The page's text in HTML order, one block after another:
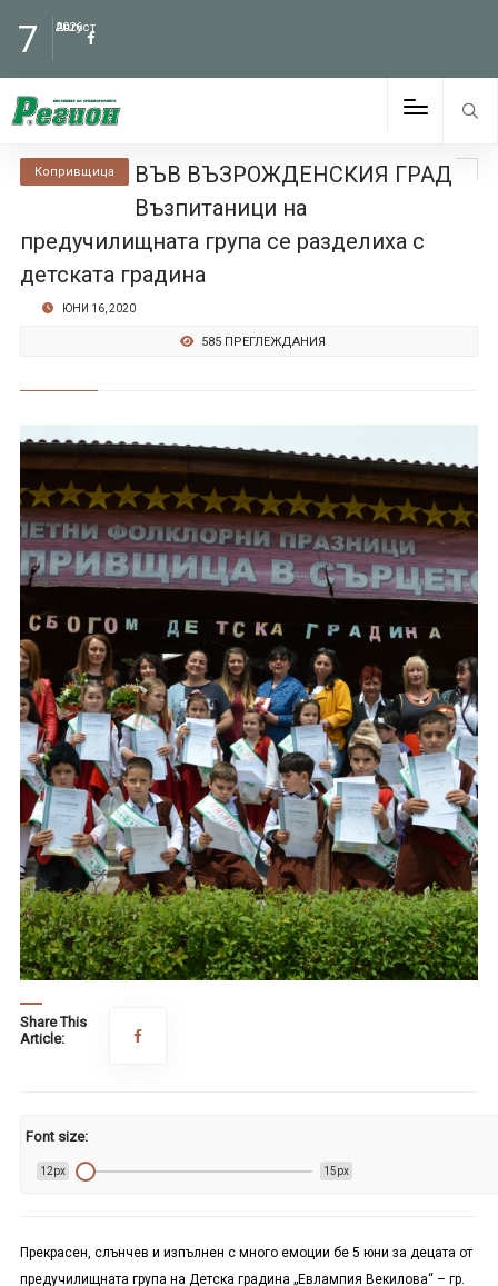
7 Август
2026
Копривщица
ВЪВ ВЪЗРОЖДЕНСКИЯ ГРАД
Възпитаници на
предучилищната група се разделиха с
детската градина
ЮНИ 16, 2020
585 ПРЕГЛЕЖДАНИЯ
Share This
Article:
Font size:
12px 15px
Прекрасен, слънчев и изпълнен с много емоции бе 5 юни за децата от
предучилищната група на Детска градина „Евлампия Векилова“ – гр.